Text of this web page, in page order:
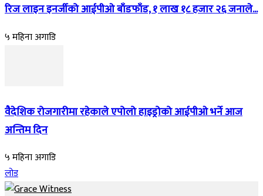
रिज लाइन इनर्जीको आईपीओ बाँडफाँड, १ लाख १८ हजार २६ जनाले...
५ महिना अगाडि
वैदेशिक रोजगारीमा रहेकाले एपोलो हाइड्रोको आईपीओ भर्ने आज
अन्तिम दिन
५ महिना अगाडि
लोड